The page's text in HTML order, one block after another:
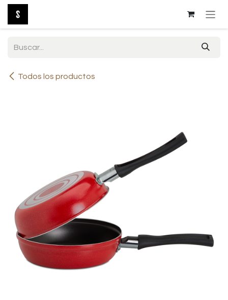
Ir al contenido
Todos los productos